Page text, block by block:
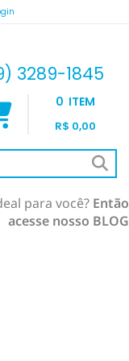
3289-1845
0 ITEM
R$ 0,00
para você? Então
acesse nosso BLOG